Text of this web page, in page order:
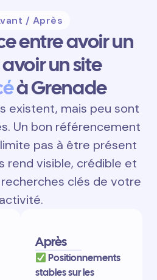
/ Après
entre avoir un
un site
à Grenade
existent, mais peu sont
Un bon référencement
pas à être présent
rend visible, crédible et
clés de votre
activité.
Après
Positionnements
stables sur les